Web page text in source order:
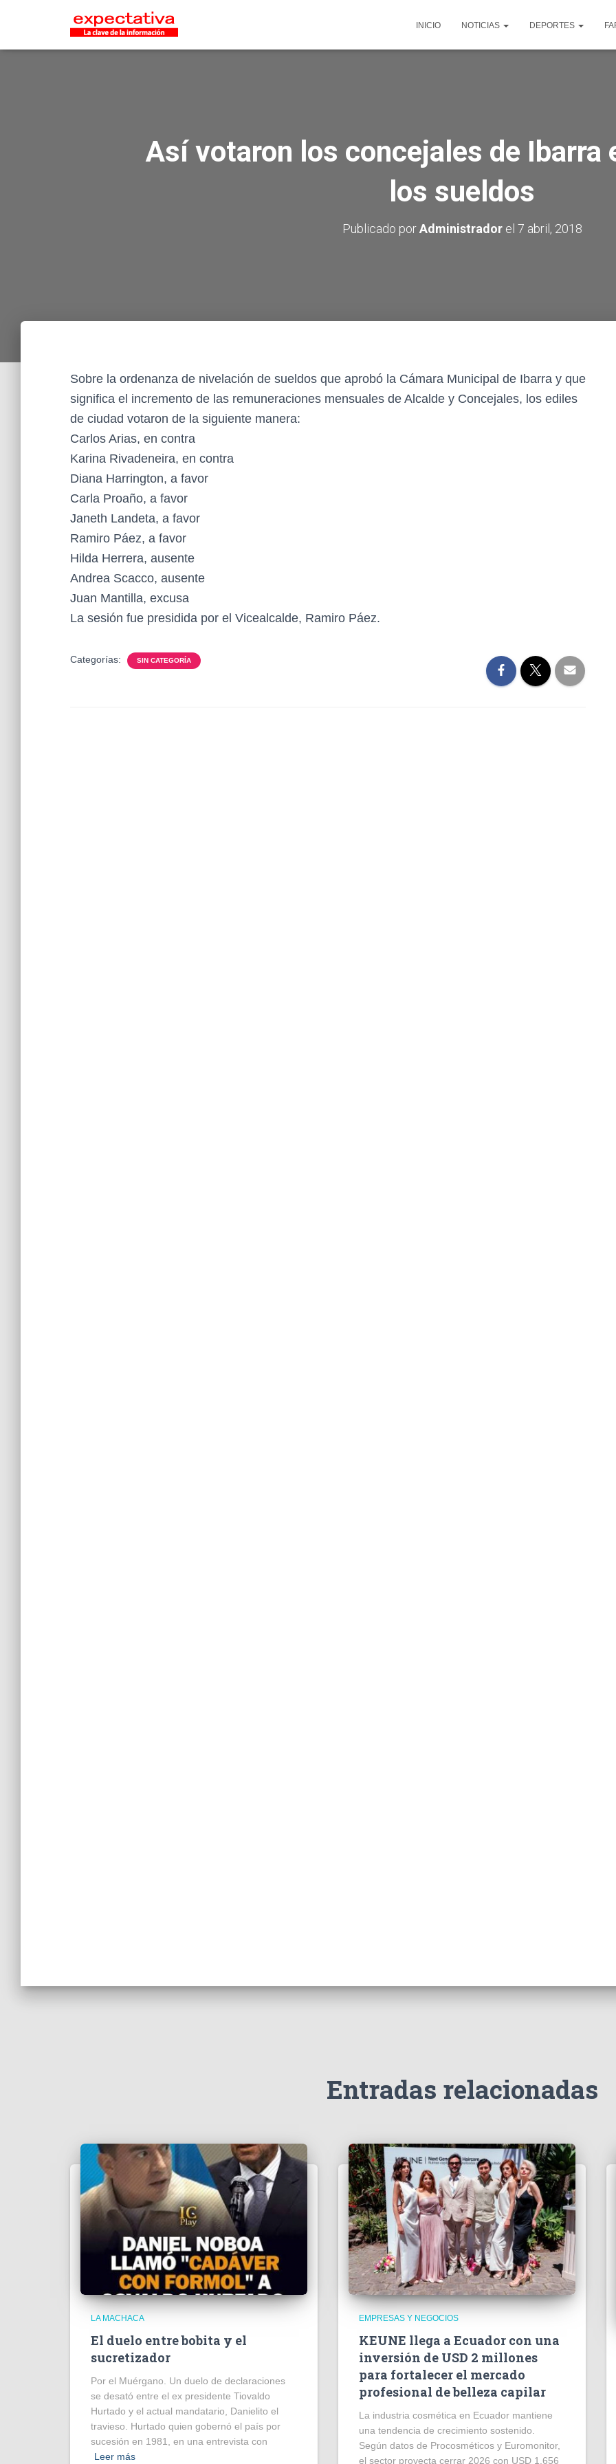
INICIO NOTICIAS DEPORTES
Así votaron los concejales de Ibarra
los sueldos
Publicado porAdministradorel 7 abril, 2018
Sobre la ordenanza de nivelación de sueldos que aprobó la Cámara Municipal de Ibarra y que
significa el incremento de las remuneraciones mensuales de Alcalde y Concejales, los ediles
de ciudad votaron de la siguiente manera:
Carlos Arias, en contra
Karina Rivadeneira, en contra
Diana Harrington, a favor
Carla Proaño, a favor
Janeth Landeta, a favor
Ramiro Páez, a favor
Hilda Herrera, ausente
Andrea Scacco, ausente
Juan Mantilla, excusa
La sesión fue presidida por el Vicealcalde, Ramiro Páez.
Categorías: SIN CATEGORÍA
Entradas relacionadas
LA MACHACA
El duelo entre bobita y el
sucretizador
Por el Muérgano. Un duelo de declaraciones
se desató entre el ex presidente Tiovaldo
Hurtado y el actual mandatario, Danielito el
travieso. Hurtado quien gobernó el país por
sucesión en 1981, en una entrevista con
Leer más
EMPRESAS Y NEGOCIOS
KEUNE llega a Ecuador con una
inversión de USD 2 millones
para fortalecer el mercado
profesional de belleza capilar
La industria cosmética en Ecuador mantiene
una tendencia de crecimiento sostenido.
Según datos de Procosméticos y Euromonitor,
el sector proyecta cerrar 2026 con USD 1.656